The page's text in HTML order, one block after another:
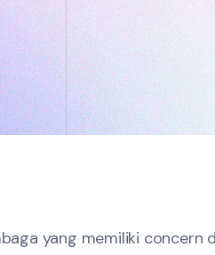
yang memiliki concern